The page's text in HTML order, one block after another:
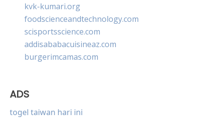
kvk-kumari.org
foodscienceandtechnology.com
scisportsscience.com
addisababacuisineaz.com
burgerimcamas.com
ADS
togel taiwan hari ini